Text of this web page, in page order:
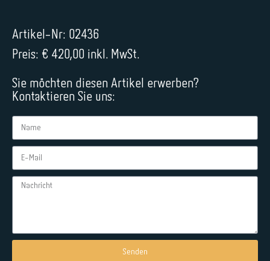
Artikel-Nr: 02436
Preis: € 420,00 inkl. MwSt.
Sie möchten diesen Artikel erwerben?
Kontaktieren Sie uns:
Senden